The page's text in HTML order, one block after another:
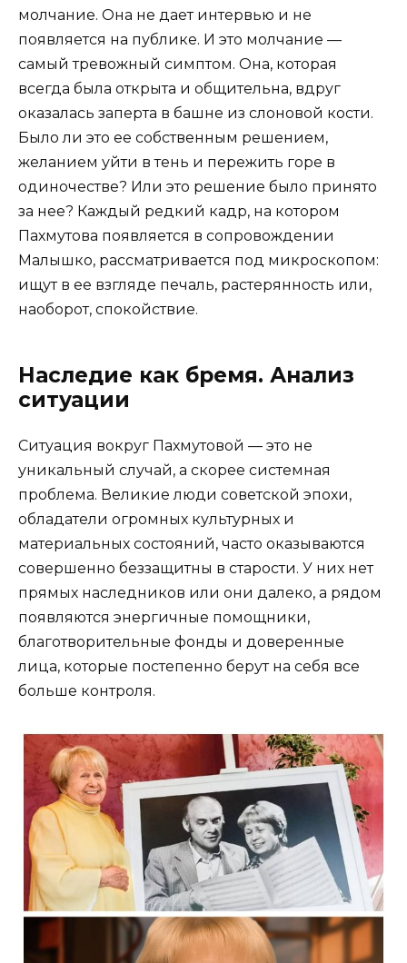
молчание. Она не дает интервью и не
появляется на публике. И это молчание —
самый тревожный симптом. Она, которая
всегда была открыта и общительна, вдруг
оказалась заперта в башне из слоновой кости.
Было ли это ее собственным решением,
желанием уйти в тень и пережить горе в
одиночестве? Или это решение было принято
за нее? Каждый редкий кадр, на котором
Пахмутова появляется в сопровождении
Малышко, рассматривается под микроскопом:
ищут в ее взгляде печаль, растерянность или,
наоборот, спокойствие.
Наследие как бремя. Анализ
ситуации
Ситуация вокруг Пахмутовой — это не
уникальный случай, а скорее системная
проблема. Великие люди советской эпохи,
обладатели огромных культурных и
материальных состояний, часто оказываются
совершенно беззащитны в старости. У них нет
прямых наследников или они далеко, а рядом
появляются энергичные помощники,
благотворительные фонды и доверенные
лица, которые постепенно берут на себя все
больше контроля.